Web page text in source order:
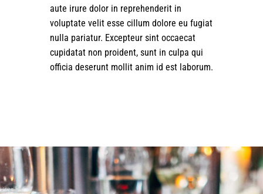
aute irure dolor in reprehenderit in
voluptate velit esse cillum dolore eu fugiat
nulla pariatur. Excepteur sint occaecat
cupidatat non proident, sunt in culpa qui
officia deserunt mollit anim id est laborum.